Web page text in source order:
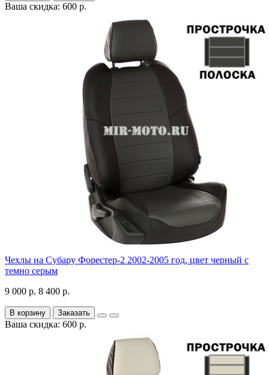
Ваша скидка: 600 р.
Чехлы на Субару Форестер-2 2002-2005 год, цвет черный с
темно серым
9 000 р. 8 400 р.
В корзину Заказать
Ваша скидка: 600 р.